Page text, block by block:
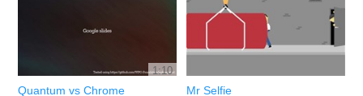
1:10
Quantum vs Chrome Mr Selfie